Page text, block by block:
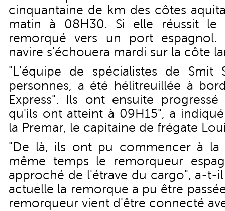
cinquantaine de km des côtes
matin à 08H30. Si elle réussit le
remorqué vers un port
navire s'échouera mardi sur la côte
"L'équipe de spécialistes de Smit
personnes, a été hélitreuillée à
Express". Ils ont ensuite
qu'ils ont atteint à 09H15", a
la Premar, le capitaine de frégate
"De là, ils ont pu commencer à la
même temps le remorqueur
approché de l'étrave du cargo", a-t-
actuelle la remorque a pu être
remorqueur vient d'être connecté